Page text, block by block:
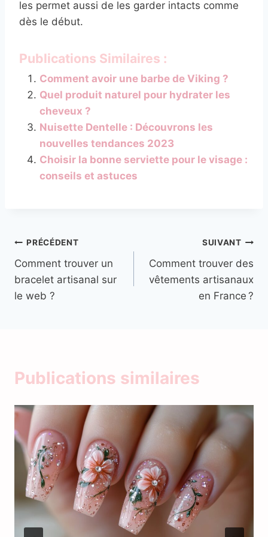
les permet aussi de les garder intacts comme
dès le début.
Publications Similaires :
Comment avoir une barbe de Viking ?
Quel produit naturel pour hydrater les
cheveux ?
Nuisette Dentelle : Découvrons les
nouvelles tendances 2023
Choisir la bonne serviette pour le visage :
conseils et astuces
Navigation
de
l’article
PRÉCÉDENT
Comment trouver un
bracelet artisanal sur
le web ?
SUIVANT
Comment trouver des
vêtements artisanaux
en France ?
Publications similaires